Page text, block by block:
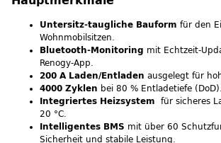
Untersitz-taugliche Bauform für den
Wohnmobilsitzen.
Bluetooth-Monitoring mit Echtzeit-
Renogy-App.
200 A Laden/Entladen ausgelegt für
4000 Zyklen bei 80 % Entladetiefe (DoD).
Integriertes Heizsystem für sicheres
20 °C.
Intelligentes BMS mit über 60
Sicherheit und stabile Leistung.